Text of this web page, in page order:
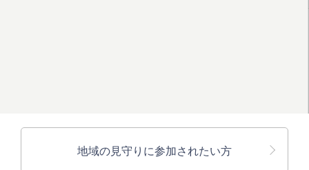
地域の見守りに参加されたい方